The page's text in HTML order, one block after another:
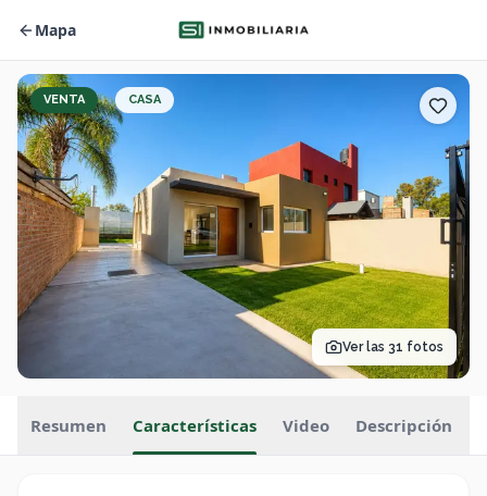
Mapa
VENTA CASA
Ver las 31 fotos
Resumen Características Video Descripción